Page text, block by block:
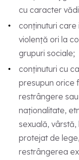
cu caracter
conținuturi care
violență ori la
grupuri sociale;
conținuturi cu
presupun orice
restrângere
naționalitate,
sexuală,
protejat de
restrângerea